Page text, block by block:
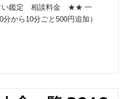
い鑑定 相談料金 ★★ 一
から10分ごと500円追加）